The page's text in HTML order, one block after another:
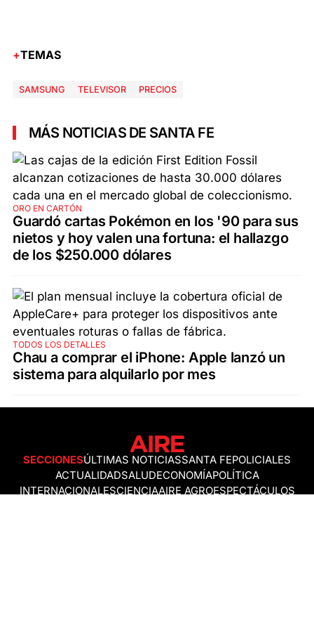
TEMAS
SAMSUNG TELEVISOR PRECIOS
MÁS NOTICIAS DE SANTA FE
ORO EN CARTÓN
Guardó cartas Pokémon en los '90 para sus
nietos y hoy valen una fortuna: el hallazgo
de los $250.000 dólares
TODOS LOS DETALLES
Chau a comprar el iPhone: Apple lanzó un
sistema para alquilarlo por mes
SECCIONESÚLTIMAS NOTICIASSANTA FEPOLICIALES
ACTUALIDADSALUDECONOMÍAPOLÍTICA
INTERNACIONALESCIENCIAAIRE AGROESPECTÁCULOS